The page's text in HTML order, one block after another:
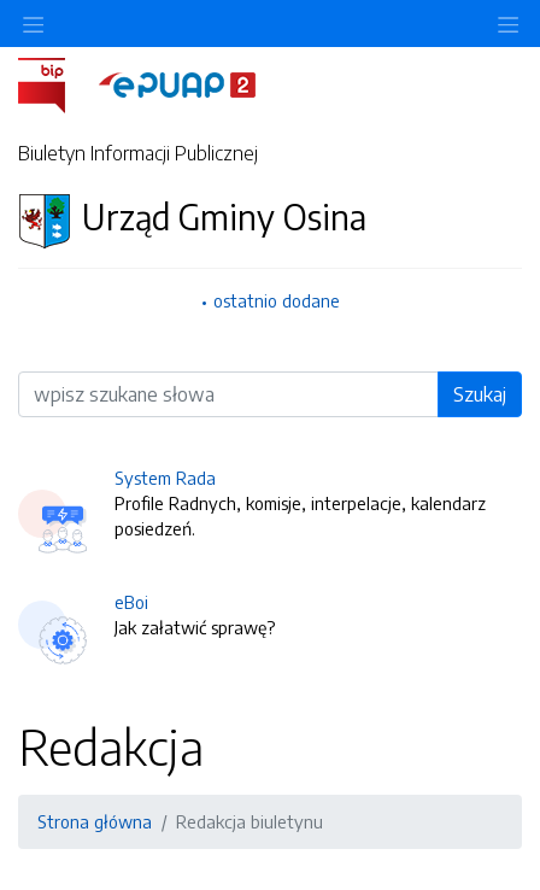
Biuletyn Informacji Publicznej
Urząd Gminy Osina
ostatnio dodane
Wyszukiwarka Szukaj
System Rada
Profile Radnych, komisje, interpelacje, kalendarz
posiedzeń.
eBoi
Jak załatwić sprawę?
Redakcja
Strona główna Redakcja biuletynu